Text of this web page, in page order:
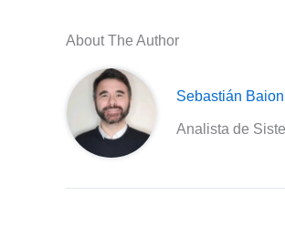
About The Author
Sebastián
Analista de